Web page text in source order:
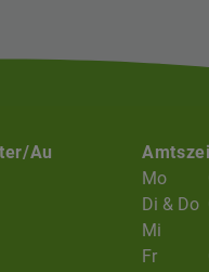
Au
Mo
Di & Do
Mi
Fr